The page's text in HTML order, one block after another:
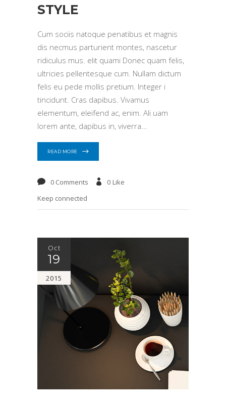
STYLE
Cum sociis natoque penatibus et magnis
dis necmus parturient montes, nascetur
ridiculus mus. elit quami Donec quam felis,
ultricies pellentesque cum. Nullam dictum
felis eu pede mollis pretium. Integer i
tincidunt. Cras dapibus. Vivamus
elementum, eleifend ac, enim. Ali uam
lorem ante, dapibus in, viverra
READ MORE
0 Comments 0 Like
Keep connected
Oct
19
2015